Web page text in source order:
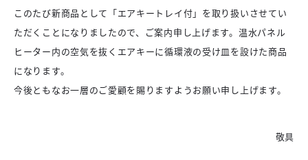
このたび新商品として「エアキートレイ付」を取り扱いさせてい
ただくことになりましたので、ご案内申し上げます。温水パネル
ヒーター内の空気を抜くエアキーに循環液の受け皿を設けた商品
になります。
今後ともなお一層のご愛顧を賜りますようお願い申し上げます。
敬具